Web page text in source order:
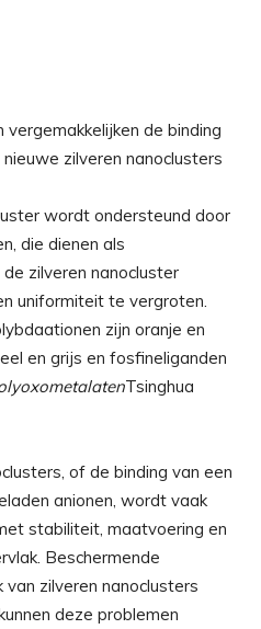
wordt ondersteund door
die dienen als
zilveren nanocluster
uniformiteit te vergroten.
zijn oranje en
en grijs en fosfineliganden
Tsinghua
of de binding van een
anionen, wordt vaak
stabiliteit, maatvoering en
Beschermende
zilveren nanoclusters
deze problemen